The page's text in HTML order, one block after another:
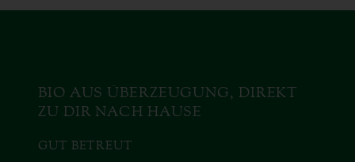
BIO AUS ÜBERZEUGUNG, DIREKT
ZU DIR NACH HAUSE
GUT BETREUT